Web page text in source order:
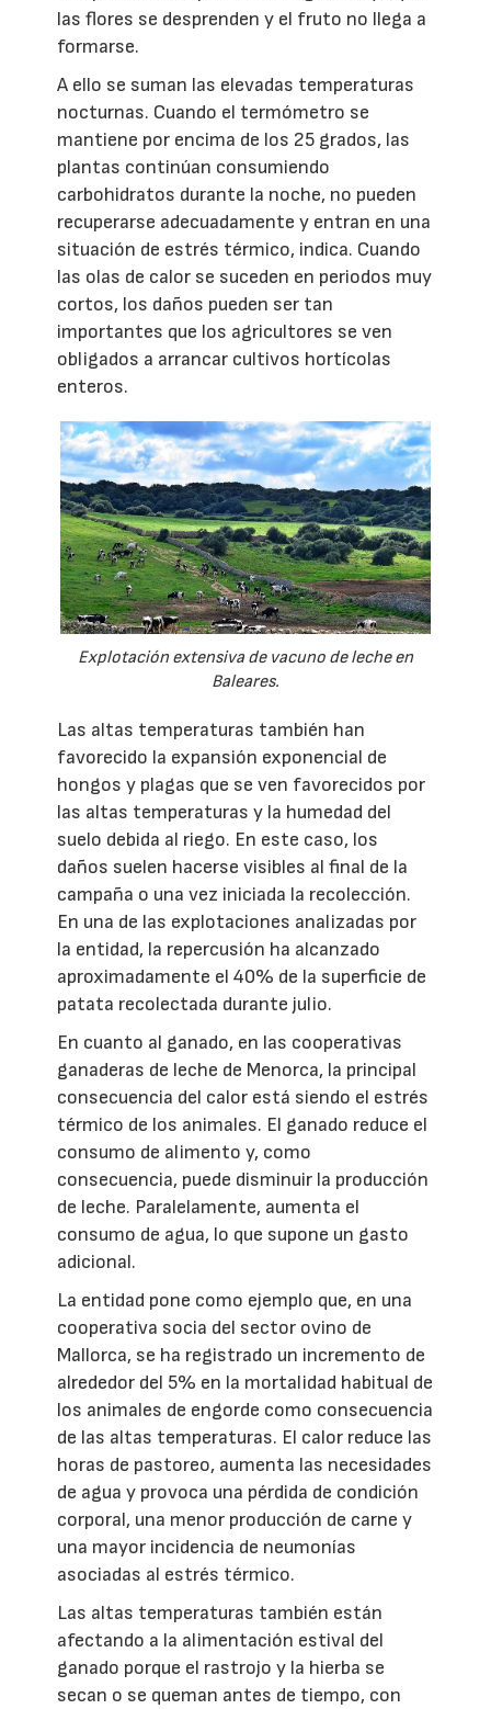
las flores se desprenden y el fruto no llega a
formarse.
A ello se suman las elevadas temperaturas
nocturnas. Cuando el termómetro se
mantiene por encima de los 25 grados, las
plantas continúan consumiendo
carbohidratos durante la noche, no pueden
recuperarse adecuadamente y entran en una
situación de estrés térmico, indica. Cuando
las olas de calor se suceden en periodos muy
cortos, los daños pueden ser tan
importantes que los agricultores se ven
obligados a arrancar cultivos hortícolas
enteros.
Explotación extensiva de vacuno de leche en
Baleares.
Las altas temperaturas también han
favorecido la expansión exponencial de
hongos y plagas que se ven favorecidos por
las altas temperaturas y la humedad del
suelo debida al riego. En este caso, los
daños suelen hacerse visibles al final de la
campaña o una vez iniciada la recolección.
En una de las explotaciones analizadas por
la entidad, la repercusión ha alcanzado
aproximadamente el 40% de la superficie de
patata recolectada durante julio.
En cuanto al ganado, en las cooperativas
ganaderas de leche de Menorca, la principal
consecuencia del calor está siendo el estrés
térmico de los animales. El ganado reduce el
consumo de alimento y, como
consecuencia, puede disminuir la producción
de leche. Paralelamente, aumenta el
consumo de agua, lo que supone un gasto
adicional.
La entidad pone como ejemplo que, en una
cooperativa socia del sector ovino de
Mallorca, se ha registrado un incremento de
alrededor del 5% en la mortalidad habitual de
los animales de engorde como consecuencia
de las altas temperaturas. El calor reduce las
horas de pastoreo, aumenta las necesidades
de agua y provoca una pérdida de condición
corporal, una menor producción de carne y
una mayor incidencia de neumonías
asociadas al estrés térmico.
Las altas temperaturas también están
afectando a la alimentación estival del
ganado porque el rastrojo y la hierba se
secan o se queman antes de tiempo, con